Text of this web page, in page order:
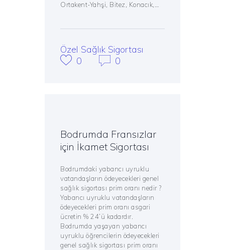
Ortakent-Yahşi, Bitez, Konacık,…
Özel Sağlık Sigortası
0
0
Bodrumda Fransızlar
için İkamet Sigortası
Bodrumdaki yabancı uyruklu
vatandaşların ödeyecekleri genel
sağlık sigortası prim oranı nedir ?
Yabancı uyruklu vatandaşların
ödeyecekleri prim oranı asgari
ücretin % 24’ü kadardır.
Bodrumda yaşayan yabancı
uyruklu öğrencilerin ödeyecekleri
genel sağlık sigortası prim oranı